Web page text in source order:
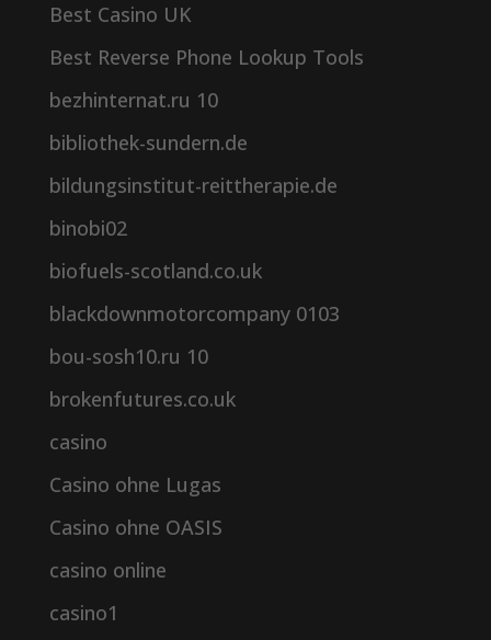
Best Casino UK
Best Reverse Phone Lookup Tools
bezhinternat.ru 10
bibliothek-sundern.de
bildungsinstitut-reittherapie.de
binobi02
biofuels-scotland.co.uk
blackdownmotorcompany 0103
bou-sosh10.ru 10
brokenfutures.co.uk
casino
Casino ohne Lugas
Casino ohne OASIS
casino online
casino1